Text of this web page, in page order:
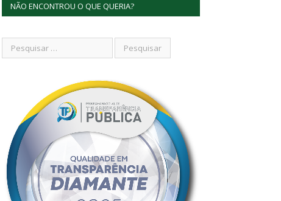
NÃO ENCONTROU O QUE QUERIA?